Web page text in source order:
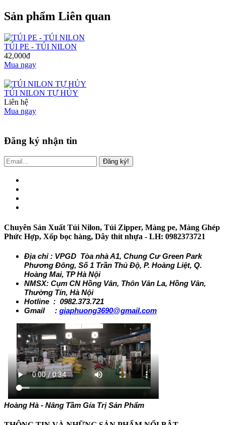
Sản phẩm Liên quan
TÚI PE - TÚI NILON
42,000đ
Mua ngay
TÚI NILON TỰ HỦY
Liên hệ
Mua ngay
Đăng ký nhận tin
Đăng ký!
Chuyên Sản Xuất Túi Nilon, Túi Zipper, Màng pe, Màng Ghép
Phức Hợp, Xốp bọc hàng, Dây thít nhựa - LH: 0982373721
Địa chỉ : VPGD Tòa nhà A1, Chung Cư Green Park
Phương Đông, Số 1 Trần Thủ Độ, P. Hoàng Liệt, Q.
Hoàng Mai, TP Hà Nội
NMSX: Cụm CN Hồng Vân, Thôn Vân La, Hồng Vân,
Thường Tín, Hà Nội
Hotline : 0982.373.721
Gmail : giaphuong3690@gmail.com
Hoàng Hà - Nâng Tầm Gía Trị Sản Phẩm